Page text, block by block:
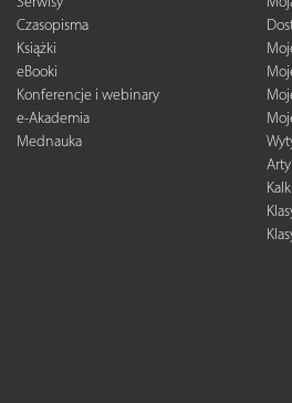
Czasopisma
Książki
eBooki
Konferencje i webinary
e-Akademia
Mednauka